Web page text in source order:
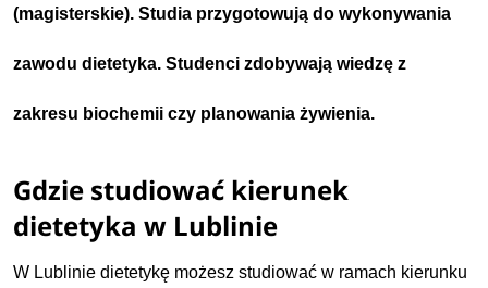
(magisterskie). Studia przygotowują do wykonywania
zawodu dietetyka. Studenci zdobywają wiedzę z
zakresu biochemii czy planowania żywienia.
Gdzie studiować kierunek
dietetyka w Lublinie
W Lublinie dietetykę możesz studiować w ramach kierunku